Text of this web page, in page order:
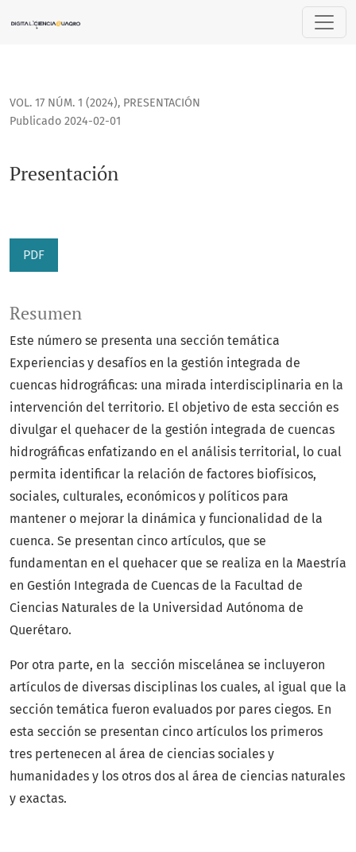
VOL. 17 NÚM. 1 (2024), PRESENTACIÓN
Presentación
Publicado 2024-02-01
PDF
Resumen
Este número se presenta una sección temática
Experiencias y desafíos en la gestión integrada de
cuencas hidrográficas: una mirada interdisciplinaria en la
intervención del territorio. El objetivo de esta sección es
divulgar el quehacer de la gestión integrada de cuencas
hidrográficas enfatizando en el análisis territorial, lo cual
permita identificar la relación de factores biofísicos,
sociales, culturales, económicos y políticos para
mantener o mejorar la dinámica y funcionalidad de la
cuenca. Se presentan cinco artículos, que se
fundamentan en el quehacer que se realiza en la Maestría
en Gestión Integrada de Cuencas de la Facultad de
Ciencias Naturales de la Universidad Autónoma de
Querétaro.
Por otra parte, en la sección miscelánea se incluyeron
artículos de diversas disciplinas los cuales, al igual que la
sección temática fueron evaluados por pares ciegos. En
esta sección se presentan cinco artículos los primeros
tres pertenecen al área de ciencias sociales y
humanidades y los otros dos al área de ciencias naturales
y exactas.